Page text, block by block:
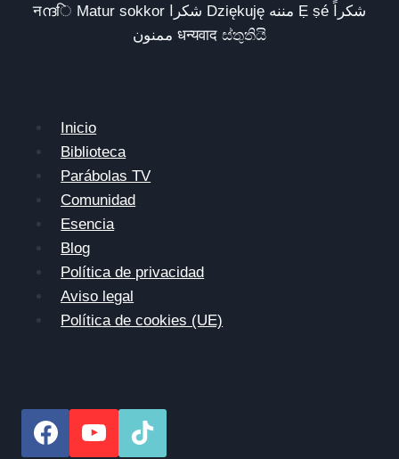
नന്ദि Matur sokkor شكرا Dziękuję مننه Ẹ ṣé شكراً
ممنون धन्यवाद ස්තුතියි
Inicio
Biblioteca
Parábolas TV
Comunidad
Esencia
Blog
Política de privacidad
Aviso legal
Política de cookies (UE)